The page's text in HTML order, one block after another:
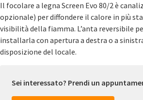
Il focolare a legna Screen Evo 80/2 è
opzionale) per diffondere il calore in più
visibilità della fiamma. L’anta reversibile
installarla con apertura a destra o a
disposizione del locale.
Sei interessato? Prendi un